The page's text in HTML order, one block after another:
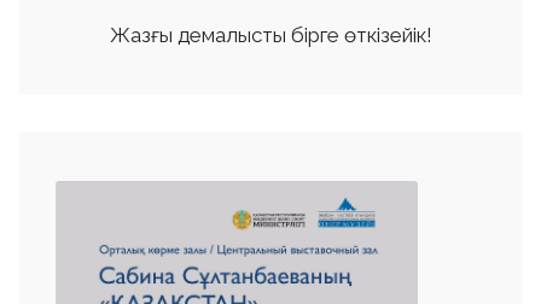
Жазғы демалысты бірге өткізейік!